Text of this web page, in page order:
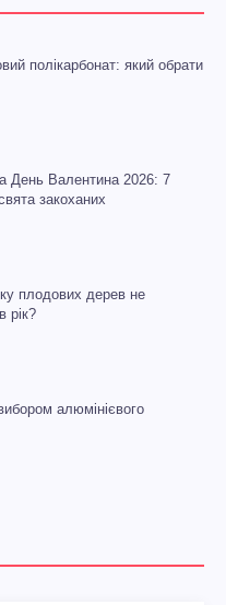
полікарбонат: який обрати
День Валентина 2026: 7
закоханих
плодових дерев не
рік?
алюмінієвого